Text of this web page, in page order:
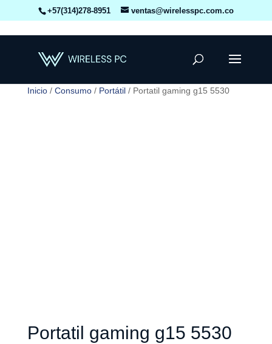
+57(314)278-8951 ventas@wirelesspc.com.co
Inicio/ Consumo/ Portátil/ Portatil gaming g15 5530
Portatil gaming g15 5530